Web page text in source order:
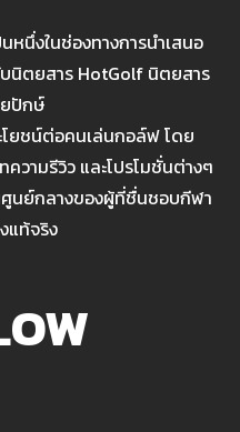
หนึ่งในช่องทางการนำเสนอ
นิตยสาร HotGolf นิตยสาร
ปักษ์
โยชน์ต่อคนเล่นกอล์ฟ โดย
วามรีวิว และโปรโมชั่นต่างๆ
ศูนย์กลางของผู้ที่ชื่นชอบกีฬา
แท้จริง